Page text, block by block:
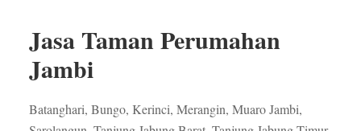
Jasa Taman Perumahan
Jambi
Batanghari, Bungo, Kerinci, Merangin, Muaro Jambi,